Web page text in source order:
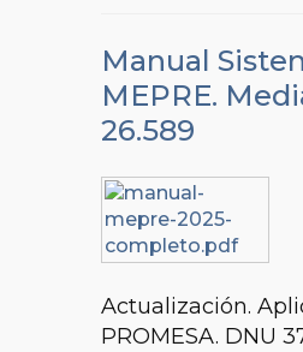
Manual
MEPRE.
26.589
Actualización.
PROMESA. DNU